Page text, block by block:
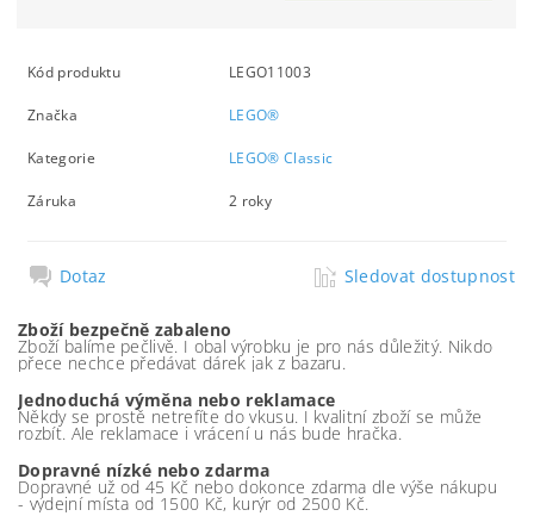
Kód produktu LEGO11003
Značka LEGO®
Kategorie LEGO® Classic
Záruka 2 roky
Dotaz Sledovat dostupnost
Zboží bezpečně zabaleno
Zboží balíme pečlivě. I obal výrobku je pro nás důležitý. Nikdo
přece nechce předávat dárek jak z bazaru.
Jednoduchá výměna nebo reklamace
Někdy se prostě netrefíte do vkusu. I kvalitní zboží se může
rozbít. Ale reklamace i vrácení u nás bude hračka.
Dopravné nízké nebo zdarma
Dopravné už od 45 Kč nebo dokonce zdarma dle výše nákupu
- výdejní místa od 1500 Kč, kurýr od 2500 Kč.